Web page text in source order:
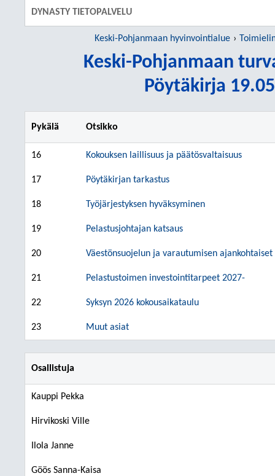
DYNASTY TIETOPALVELU
Keski-Pohjanmaan hyvinvointialue
Keski-Pohjanmaan
Pöytäkirja
Pykälä Otsikko
16 Kokouksen laillisuus ja päätösvaltaisuus
17 Pöytäkirjan tarkastus
18 Työjärjestyksen hyväksyminen
19 Pelastusjohtajan katsaus
20 Väestönsuojelun ja varautumisen ajankohtaiset
21 Pelastustoimen investointitarpeet 2027-
22 Syksyn 2026 kokousaikataulu
23 Muut asiat
Osallistuja
Kauppi Pekka
Hirvikoski Ville
Ilola Janne
Göös Sanna-Kaisa